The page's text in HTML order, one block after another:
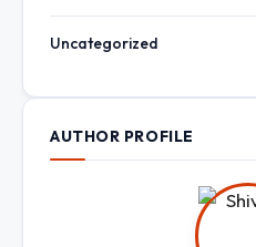
Uncategorized
AUTHOR PROFILE